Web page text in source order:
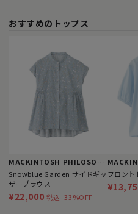
おすすめのトップス
MACKINTOSH PHILOSOPHY
Snowblue Garden サイドギャ
ザーブラウス
¥22,000 税込 33%OFF
フロント